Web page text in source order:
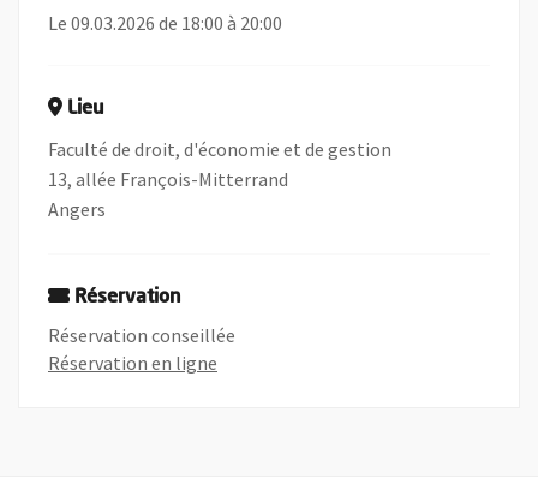
Le 09.03.2026 de 18:00 à 20:00
Lieu
Faculté de droit, d'économie et de gestion
13, allée François-Mitterrand
Angers
Réservation
Réservation conseillée
Réservation en ligne